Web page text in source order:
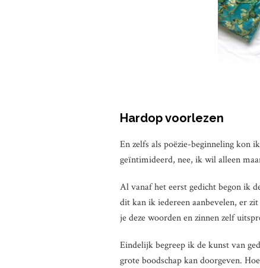
Hardop voorlezen
En zelfs als poëzie-beginneling kon
geïntimideerd, nee, ik wil alleen
Al vanaf het eerst gedicht begon ik
dit kan ik iedereen aanbevelen, er
je deze woorden en zinnen zelf
Eindelijk begreep ik de kunst van
grote boodschap kan doorgeven.